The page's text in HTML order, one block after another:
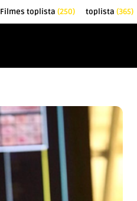
Filmes toplista (250) toplista (365)